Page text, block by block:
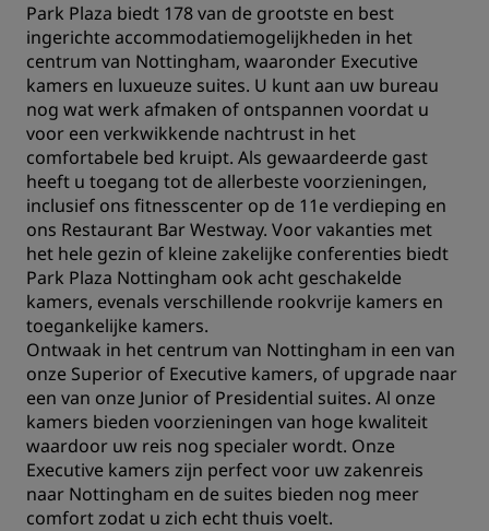
Park Plaza biedt 178 van de grootste en best
ingerichte accommodatiemogelijkheden in het
centrum van Nottingham, waaronder Executive
kamers en luxueuze suites. U kunt aan uw bureau
nog wat werk afmaken of ontspannen voordat u
voor een verkwikkende nachtrust in het
comfortabele bed kruipt. Als gewaardeerde gast
heeft u toegang tot de allerbeste voorzieningen,
inclusief ons fitnesscenter op de 11e verdieping en
ons Restaurant Bar Westway. Voor vakanties met
het hele gezin of kleine zakelijke conferenties biedt
Park Plaza Nottingham ook acht geschakelde
kamers, evenals verschillende rookvrije kamers en
toegankelijke kamers.
Ontwaak in het centrum van Nottingham in een van
onze Superior of Executive kamers, of upgrade naar
een van onze Junior of Presidential suites. Al onze
kamers bieden voorzieningen van hoge kwaliteit
waardoor uw reis nog specialer wordt. Onze
Executive kamers zijn perfect voor uw zakenreis
naar Nottingham en de suites bieden nog meer
comfort zodat u zich echt thuis voelt.